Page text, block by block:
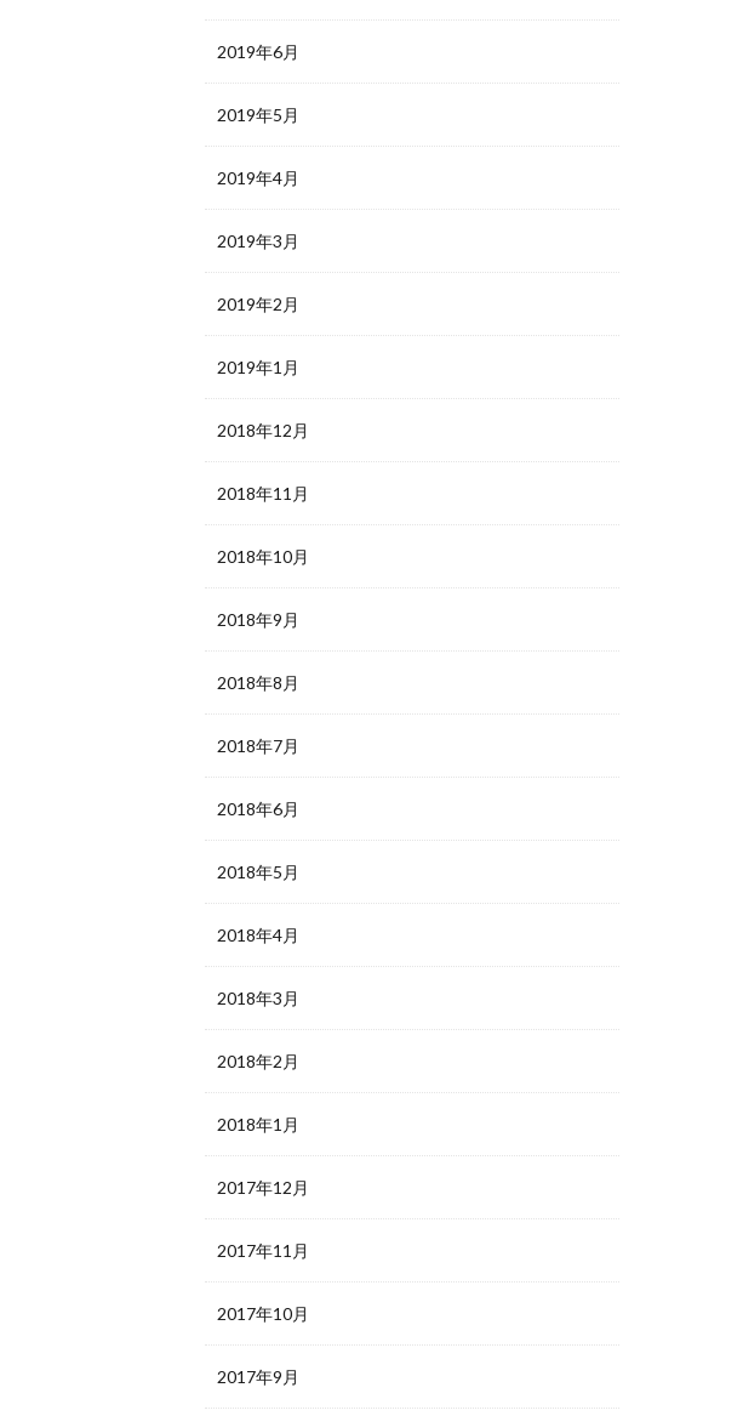
2019年6月
2019年5月
2019年4月
2019年3月
2019年2月
2019年1月
2018年12月
2018年11月
2018年10月
2018年9月
2018年8月
2018年7月
2018年6月
2018年5月
2018年4月
2018年3月
2018年2月
2018年1月
2017年12月
2017年11月
2017年10月
2017年9月